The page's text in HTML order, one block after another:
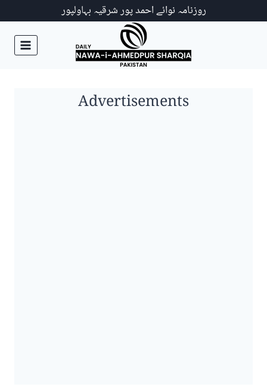
روزنامہ نوائے احمد پور شرقیہ بہاولپور
Advertisements